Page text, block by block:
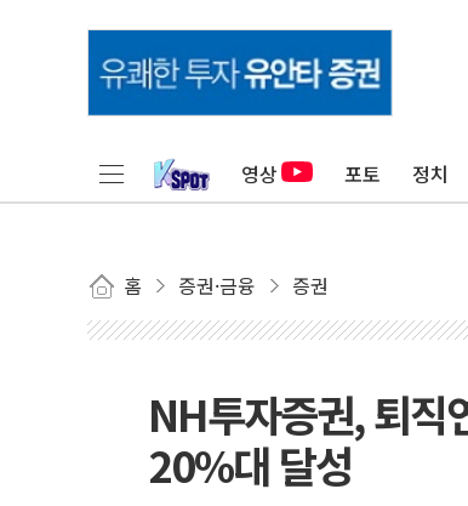
영상 포토 정치
홈 증권·금융 증권
NH투자증권, 퇴직
20%대 달성